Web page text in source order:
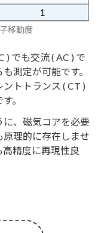
移動度
) でも交流 ( AC ) で
測定が可能です。
トトランス ( CT )
。
に、磁気コアを必要
原理的に存在しませ
高精度に再現性良